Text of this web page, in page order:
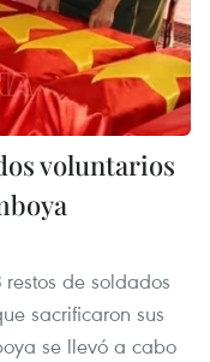
voluntarios
de soldados
sacrificaron sus
se llevó a cabo